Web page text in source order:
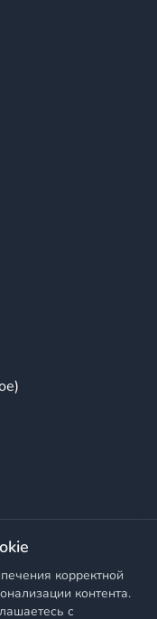
поставки
и
корректной
контента.
с